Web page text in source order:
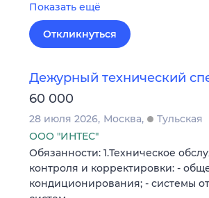
Показать ещё
Откликнуться
Дежурный технический
60 000
28 июля 2026 Москва
Тульская
ООО "ИНТЕС"
Обязанности: 1.Техническое
контроля и корректировки: -
кондиционирования; - системы